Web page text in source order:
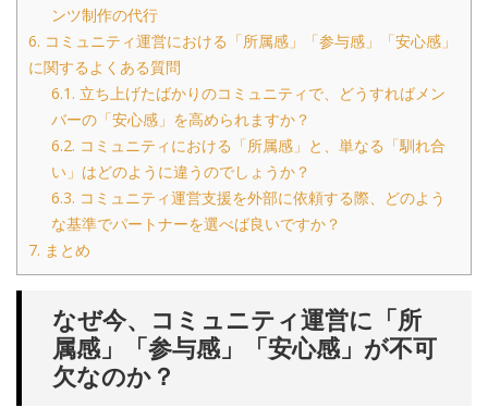
ンツ制作の代行
6. コミュニティ運営における「所属感」「参与感」「安心感」
に関するよくある質問
6.1. 立ち上げたばかりのコミュニティで、どうすればメン
バーの「安心感」を高められますか？
6.2. コミュニティにおける「所属感」と、単なる「馴れ合
い」はどのように違うのでしょうか？
6.3. コミュニティ運営支援を外部に依頼する際、どのよう
な基準でパートナーを選べば良いですか？
7. まとめ
なぜ今、コミュニティ運営に「所
属感」「参与感」「安心感」が不可
欠なのか？